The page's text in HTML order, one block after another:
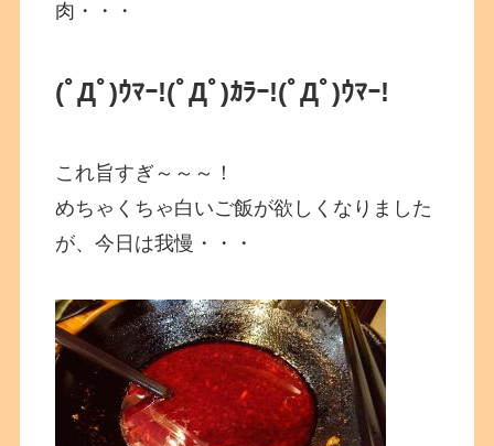
肉・・・
(ﾟДﾟ)ｳﾏｰ!(ﾟДﾟ)ｶﾗｰ!(ﾟДﾟ)ｳﾏｰ!
これ旨すぎ～～～！
めちゃくちゃ白いご飯が欲しくなりました
が、今日は我慢・・・